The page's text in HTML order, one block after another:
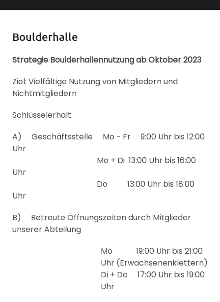
Boulderhalle
Strategie Boulderhallennutzung ab Oktober 2023
Ziel: Vielfältige Nutzung von Mitgliedern und
Nichtmitgliedern
Schlüsselerhalt:
A) Geschäftsstelle Mo - Fr 9:00 Uhr bis 12:00
Uhr
Mo + Di 13:00 Uhr bis 16:00
Uhr
Do 13:00 Uhr bis 18:00
Uhr
B) Betreute Öffnungszeiten durch Mitglieder
unserer Abteilung
Mo 19:00 Uhr bis 21:00
Uhr (Erwachsenenklettern)
Di + Do 17:00 Uhr bis 19:00
Uhr